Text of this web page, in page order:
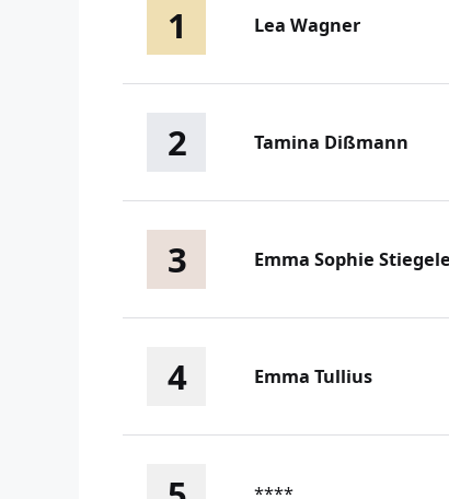
1 Lea Wagner
2 Tamina Dißmann
3 Emma Sophie
4 Emma Tullius
****